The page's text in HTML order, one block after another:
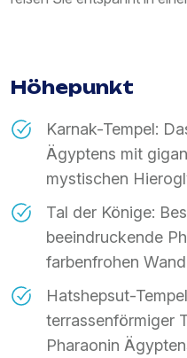
Höhepunkt
Karnak-Tempel:
Ägyptens mit
mystischen
Tal der Könige:
beeindruckende
farbenfrohen
Hatshepsut-
terrassenförmiger
Pharaonin